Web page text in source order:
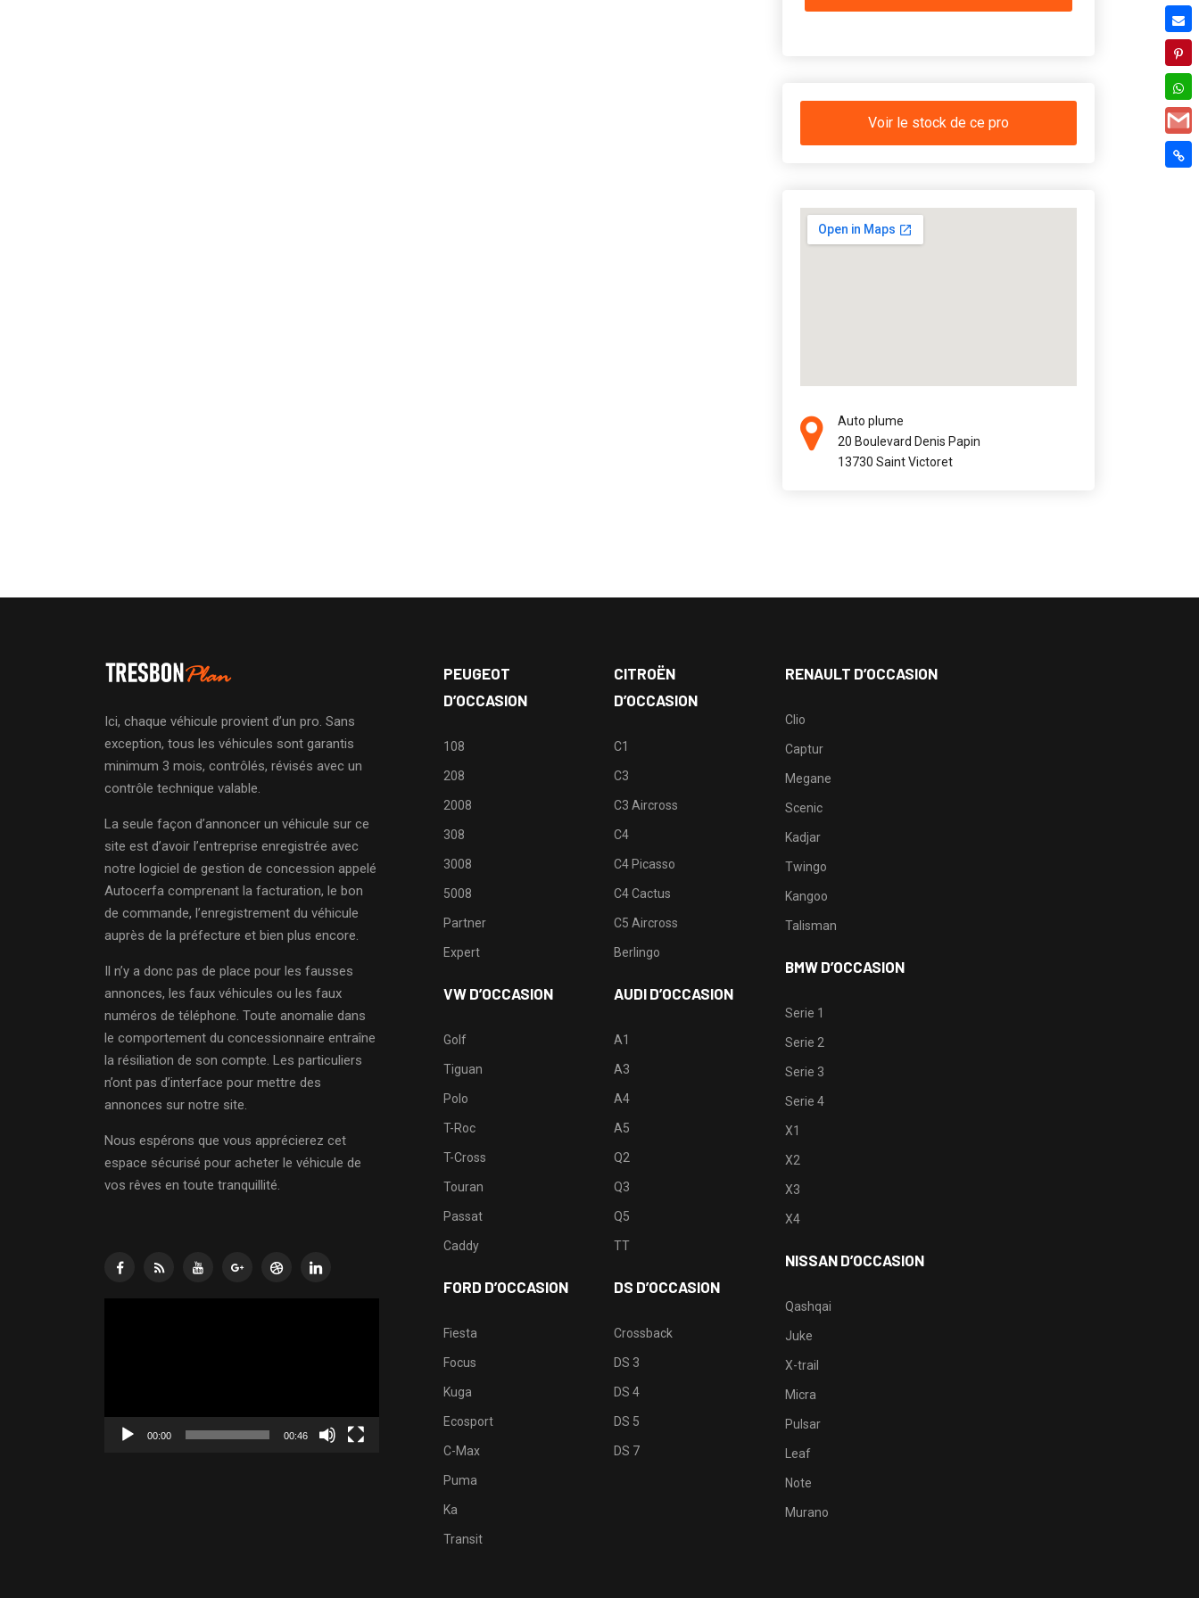
Voir le stock de ce pro
Auto plume
20 Boulevard Denis Papin
13730 Saint Victoret
Ici, chaque véhicule provient d’un pro. Sans
exception, tous les véhicules sont garantis
minimum 3 mois, contrôlés, révisés avec un
contrôle technique valable.
La seule façon d’annoncer un véhicule sur ce
site est d’avoir l’entreprise enregistrée avec
notre logiciel de gestion de concession appelé
Autocerfa comprenant la facturation, le bon
de commande, l’enregistrement du véhicule
auprès de la préfecture et bien plus encore.
Il n’y a donc pas de place pour les fausses
annonces, les faux véhicules ou les faux
numéros de téléphone. Toute anomalie dans
le comportement du concessionnaire entraîne
la résiliation de son compte. Les particuliers
n’ont pas d’interface pour mettre des
annonces sur notre site.
Nous espérons que vous apprécierez cet
espace sécurisé pour acheter le véhicule de
vos rêves en toute tranquillité.
00:00 00:46
PEUGEOT
D’OCCASION
108
208
2008
308
3008
5008
Partner
Expert
VW D’OCCASION
Golf
Tiguan
Polo
T-Roc
T-Cross
Touran
Passat
Caddy
FORD D’OCCASION
Fiesta
Focus
Kuga
Ecosport
C-Max
Puma
Ka
Transit
CITROËN
D’OCCASION
C1
C3
C3 Aircross
C4
C4 Picasso
C4 Cactus
C5 Aircross
Berlingo
AUDI D’OCCASION
A1
A3
A4
A5
Q2
Q3
Q5
TT
DS D’OCCASION
Crossback
DS 3
DS 4
DS 5
DS 7
RENAULT D’OCCASION
Clio
Captur
Megane
Scenic
Kadjar
Twingo
Kangoo
Talisman
BMW D’OCCASION
Serie 1
Serie 2
Serie 3
Serie 4
X1
X2
X3
X4
NISSAN D’OCCASION
Qashqai
Juke
X-trail
Micra
Pulsar
Leaf
Note
Murano